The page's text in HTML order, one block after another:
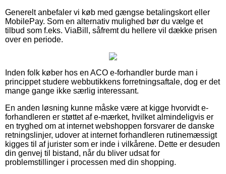
Generelt anbefaler vi køb med gængse betalingskort eller
MobilePay. Som en alternativ mulighed bør du vælge et
tilbud som f.eks. ViaBill, såfremt du hellere vil dække prisen
over en periode.
Inden folk køber hos en ACO e-forhandler burde man i
princippet studere webbutikkens forretningsaftale, dog er det
mange gange ikke særlig interessant.
En anden løsning kunne måske være at kigge hvorvidt e-
forhandleren er støttet af e-mærket, hvilket almindeligvis er
en tryghed om at internet webshoppen forsvarer de danske
retningslinjer, udover at internet forhandleren rutinemæssigt
kigges til af jurister som er inde i vilkårene. Dette er desuden
din genvej til bistand, når du bliver udsat for
problemstillinger i processen med din shopping.